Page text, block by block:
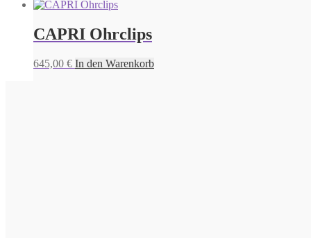
CAPRI Ohrclips
645,00 € In den Warenkorb